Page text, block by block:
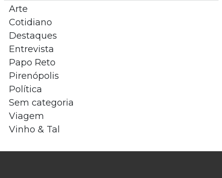
Arte
Cotidiano
Destaques
Entrevista
Papo Reto
Pirenópolis
Política
Sem categoria
Viagem
Vinho & Tal